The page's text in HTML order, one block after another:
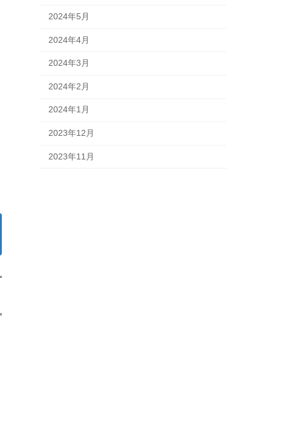
2024年5月
2024年4月
2024年3月
2024年2月
2024年1月
2023年12月
2023年11月